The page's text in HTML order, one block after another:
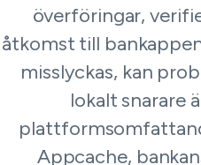
överföringar,
åtkomst till
misslyckas, kan
lokalt snarare
Appcache,